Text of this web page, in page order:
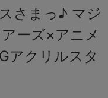
さまっ♪ マジ
ーズ×アニメ
アクリルスタ